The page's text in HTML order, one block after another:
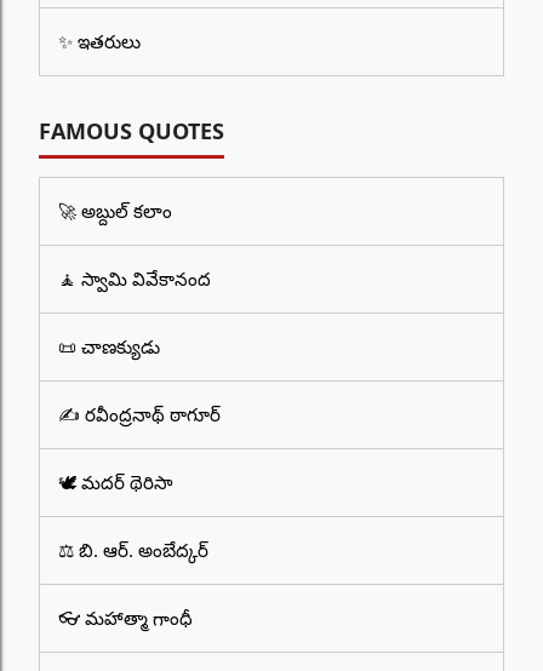
✨ ఇతరులు
FAMOUS QUOTES
🚀 అబ్దుల్ కలాం
🧘 స్వామి వివేకానంద
📜 చాణక్యుడు
✍️ రవీంద్రనాథ్ ఠాగూర్
🕊️ మదర్ థెరిసా
⚖️ బి. ఆర్. అంబేద్కర్
👓 మహాత్మా గాంధీ